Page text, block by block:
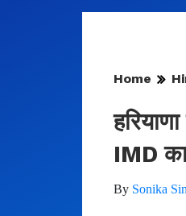
Home
IMD का
By Sonika